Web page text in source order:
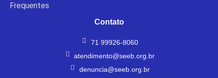
Frequentes
Contato
71 99926-8060
atendimento@seeb.org.br
denuncia@seeb.org.br